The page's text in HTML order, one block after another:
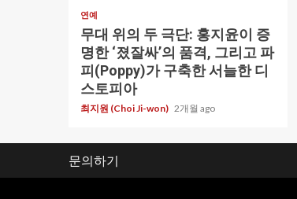
연예
무대 위의 두 극단: 홍지윤이 증
명한 ‘졌잘싸’의 품격, 그리고 파
피(Poppy)가 구축한 서늘한 디
스토피아
최지원 (Choi Ji-won) 2개월 ago
문의하기